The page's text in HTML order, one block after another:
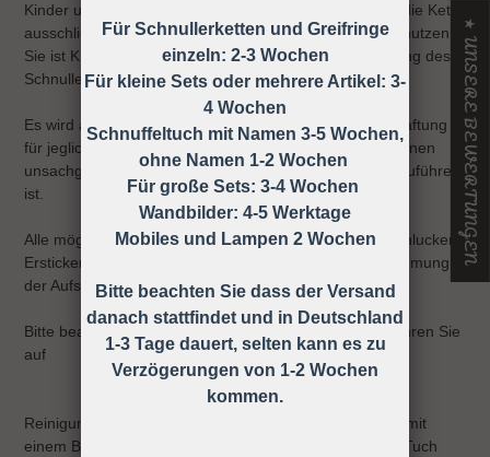
Kinder unter 36 Monaten verwendet werden, daher ist die Kette
ausschließlich unter Aufsicht eines Erwachsenen zu benutzen!
Sie ist KEIN Spielzeug, sondern dient nur zur Befestigung des
Schnullers an der Kleidung.
Es wird ausdrücklich darauf hingewiesen, dass keine Haftung
für jegliche Art von Risiken übernommen wird, die auf einen
unsachgemäßen Gebrauch der Schnullerkette zurück zuführen
ist.
Alle möglichen Unfälle und Verletzungen wie z.B. Verschlucken,
Ersticken, Strangulieren ect. können durch die Wahrnehmung
der Aufsichtspflicht vermieden werden!
Bitte beachten Sie die Gebrauchsanweisung und bewahren Sie
auf
Reinigung: Sie können die Schnullerkette ganz einfach mit
einem Baby-Feuchttuch oder einem anderen feuchten Tuch
★ UNSERE BEWERTUNGEN
Für Schnullerketten und Greifringe
einzeln: 2-3 Wochen
Für kleine Sets oder mehrere Artikel: 3-
4 Wochen
Schnuffeltuch mit Namen 3-5 Wochen,
ohne Namen 1-2 Wochen
Für große Sets: 3-4 Wochen
Wandbilder: 4-5 Werktage
Mobiles und Lampen 2 Wochen
Bitte beachten Sie dass der Versand
danach stattfindet und in Deutschland
1-3 Tage dauert, selten kann es zu
Verzögerungen von 1-2 Wochen
kommen.